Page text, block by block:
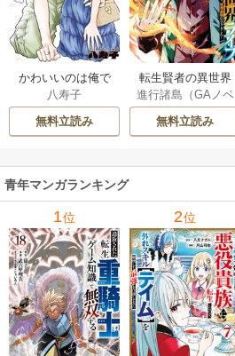
かわいいのは俺で
ある 4巻
八寿子
無料立読み
転生賢者の異世界
ライフ～第二の職
業を得て、世界最
強になりました～ 3
進行諸島（GAノベ
ル／SBクリエイテ
ィブ刊）/彭傑（Fr
花風花
無料立読み
青年マンガランキング
1位 2位